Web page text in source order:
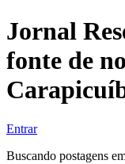
Jornal
fonte de
Entrar
Buscando postagens